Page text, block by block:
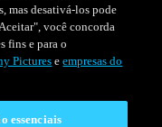
mas desativá-los pode
você concorda
fins e para o
Pictures eempresas do
essenciais